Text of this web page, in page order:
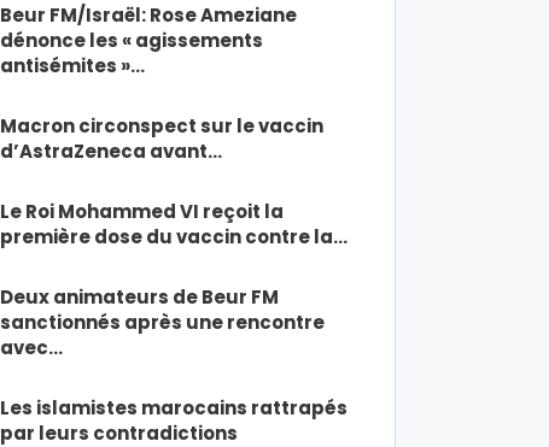
Beur FM/Israël: Rose Ameziane
dénonce les « agissements
antisémites »…
Macron circonspect sur le vaccin
d’AstraZeneca avant…
Le Roi Mohammed VI reçoit la
première dose du vaccin contre la…
Deux animateurs de Beur FM
sanctionnés après une rencontre
avec…
Les islamistes marocains rattrapés
par leurs contradictions